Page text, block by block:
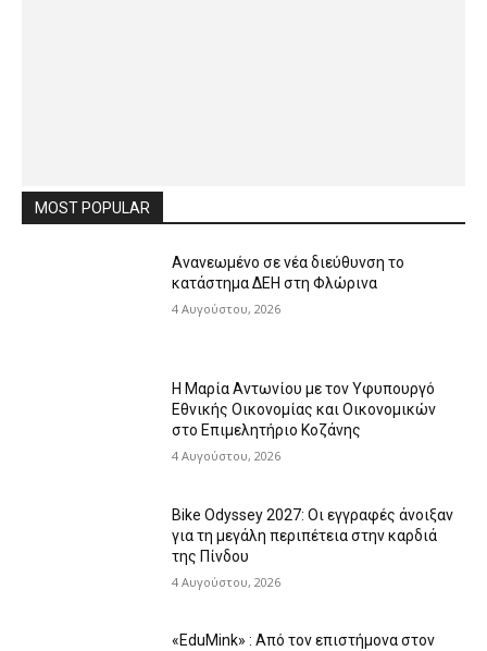
MOST POPULAR
Ανανεωμένο σε νέα διεύθυνση το
κατάστημα ΔΕΗ στη Φλώρινα
4 Αυγούστου, 2026
Η Μαρία Αντωνίου με τον Υφυπουργό
Εθνικής Οικονομίας και Οικονομικών
στο Επιμελητήριο Κοζάνης
4 Αυγούστου, 2026
Bike Odyssey 2027: Οι εγγραφές άνοιξαν
για τη μεγάλη περιπέτεια στην καρδιά
της Πίνδου
4 Αυγούστου, 2026
«EduMink» : Από τον επιστήμονα στον